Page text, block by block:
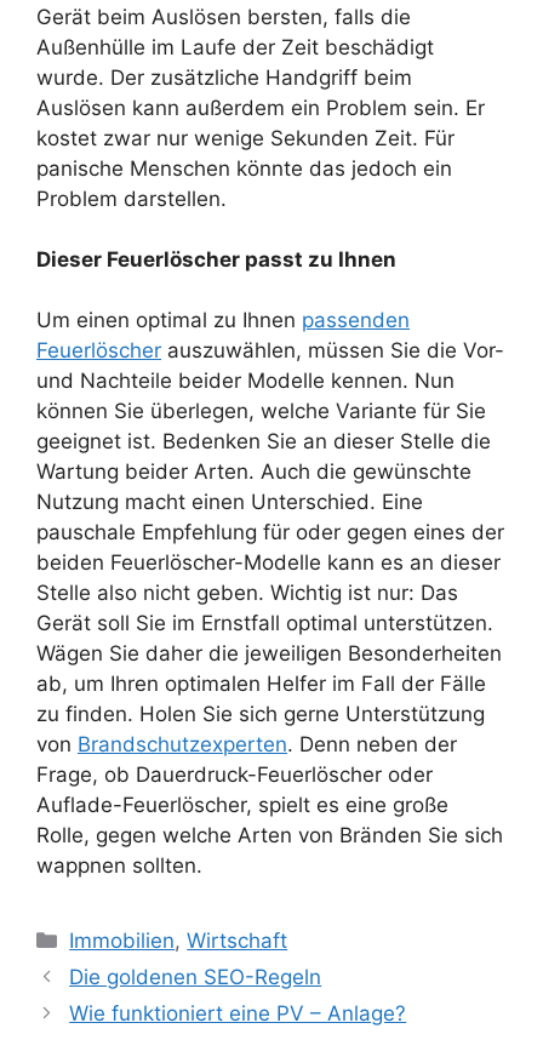
Gerät beim Auslösen bersten, falls die
Außenhülle im Laufe der Zeit beschädigt
wurde. Der zusätzliche Handgriff beim
Auslösen kann außerdem ein Problem sein. Er
kostet zwar nur wenige Sekunden Zeit. Für
panische Menschen könnte das jedoch ein
Problem darstellen.
Dieser Feuerlöscher passt zu Ihnen
Um einen optimal zu Ihnen passenden
Feuerlöscher auszuwählen, müssen Sie die Vor-
und Nachteile beider Modelle kennen. Nun
können Sie überlegen, welche Variante für Sie
geeignet ist. Bedenken Sie an dieser Stelle die
Wartung beider Arten. Auch die gewünschte
Nutzung macht einen Unterschied. Eine
pauschale Empfehlung für oder gegen eines der
beiden Feuerlöscher-Modelle kann es an dieser
Stelle also nicht geben. Wichtig ist nur: Das
Gerät soll Sie im Ernstfall optimal unterstützen.
Wägen Sie daher die jeweiligen Besonderheiten
ab, um Ihren optimalen Helfer im Fall der Fälle
zu finden. Holen Sie sich gerne Unterstützung
von Brandschutzexperten. Denn neben der
Frage, ob Dauerdruck-Feuerlöscher oder
Auflade-Feuerlöscher, spielt es eine große
Rolle, gegen welche Arten von Bränden Sie sich
wappnen sollten.
Kategorien
Immobilien,Wirtschaft
Die goldenen SEO-Regeln
Wie funktioniert eine PV – Anlage?